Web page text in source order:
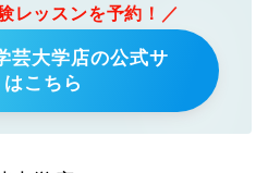
レッスンを予約！／
大学店の公式サ
はこちら